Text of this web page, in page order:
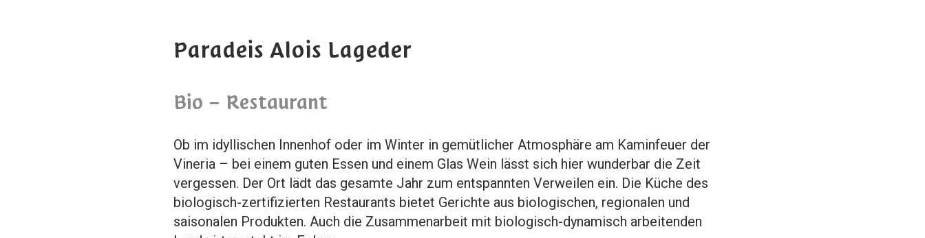
Paradeis Alois Lageder
Bio – Restaurant
Ob im idyllischen Innenhof oder im Winter in gemütlicher Atmosphäre am Kaminfeuer der
Vineria – bei einem guten Essen und einem Glas Wein lässt sich hier wunderbar die Zeit
vergessen. Der Ort lädt das gesamte Jahr zum entspannten Verweilen ein. Die Küche des
biologisch-zertifizierten Restaurants bietet Gerichte aus biologischen, regionalen und
saisonalen Produkten. Auch die Zusammenarbeit mit biologisch-dynamisch arbeitenden